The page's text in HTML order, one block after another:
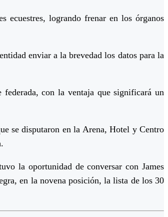
ecuestres, logrando frenar en los órganos
enviar a la brevedad los datos para la
con la ventaja que significará un
se disputaron en la Arena, Hotel y Centro
la oportunidad de conversar con James
en la novena posición, la lista de los 30